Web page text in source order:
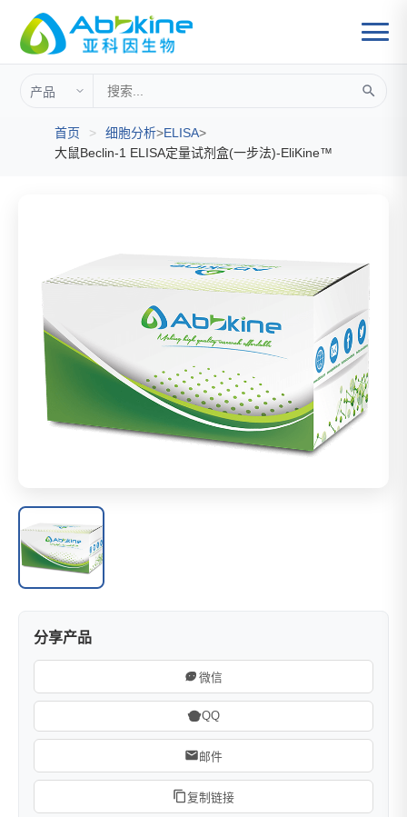
首页 > 细胞分析>ELISA>
大鼠Beclin-1 ELISA定量试剂盒(一步法)-EliKine™
分享产品
微信
QQ
邮件
复制链接